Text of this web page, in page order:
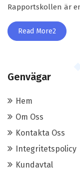
Rapportskollen är
Read More2
Genvägar
Hem
Om Oss
Kontakta Oss
Integritetspolicy
Kundavtal